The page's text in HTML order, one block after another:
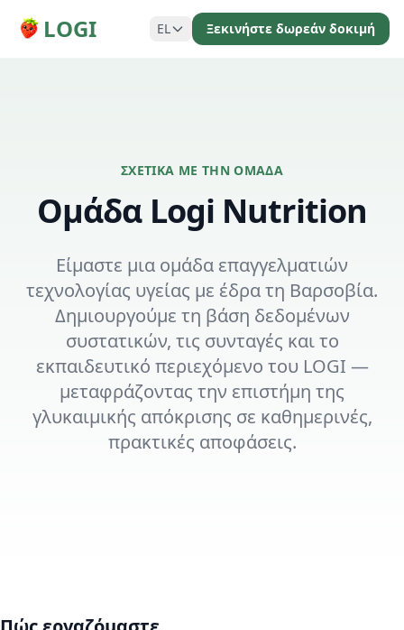
LOGI EL Ξεκινήστε δωρεάν δοκιμή
ΣΧΕΤΙΚΆ ΜΕ ΤΗΝ ΟΜΆΔΑ
Ομάδα Logi Nutrition
Είμαστε μια ομάδα επαγγελματιών
τεχνολογίας υγείας με έδρα τη Βαρσοβία.
Δημιουργούμε τη βάση δεδομένων
συστατικών, τις συνταγές και το
εκπαιδευτικό περιεχόμενο του LOGI —
μεταφράζοντας την επιστήμη της
γλυκαιμικής απόκρισης σε καθημερινές,
πρακτικές αποφάσεις.